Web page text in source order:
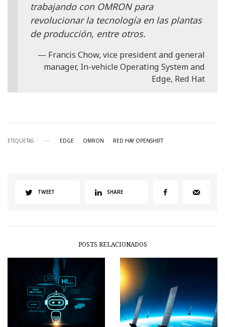
trabajando con OMRON para
revolucionar la tecnología en las plantas
de producción, entre otros.
Francis Chow, vice president and general
manager, In-vehicle Operating System and
Edge, Red Hat
ETIQUETAS EDGE OMRON RED HAY OPENSHIFT
TWEET SHARE
POSTS RELACIONADOS